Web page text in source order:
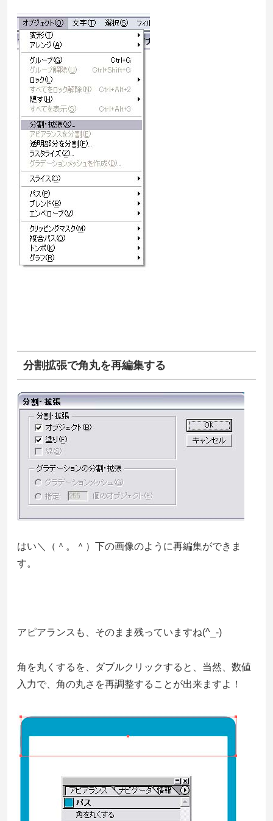
分割拡張で角丸を再編集する
はい＼（＾。＾）下の画像のように再編集ができま
す。
アピアランスも、そのまま残っていますね(^_-)
角を丸くするを、ダブルクリックすると、当然、数値
入力で、角の丸さを再調整することが出来ますよ！